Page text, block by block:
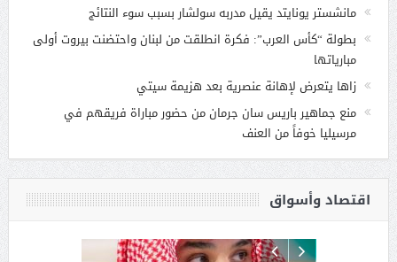
مانشستر يونايتد يقيل مدربه سولشار بسبب سوء النتائج
بطولة “كأس العرب”: فكرة انطلقت من لبنان واحتضنت بيروت أولى
مبارياتها
زاها يتعرض لإهانة عنصرية بعد هزيمة سيتي
منع جماهير باريس سان جرمان من حضور مباراة فريقهم في
مرسيليا خوفاً من العنف
اقتصاد وأسواق